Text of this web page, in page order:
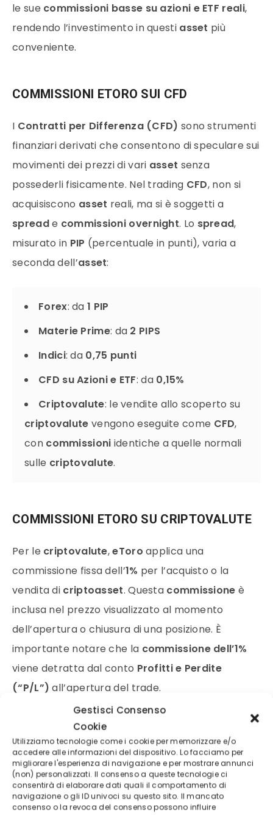
Gestisci Consenso
Cookie
Utilizziamo tecnologie come i cookie per memorizzare e/o
accedere alle informazioni del dispositivo. Lo facciamo per
migliorare l'esperienza di navigazione e per mostrare annunci
(non) personalizzati. Il consenso a queste tecnologie ci
consentirà di elaborare dati quali il comportamento di
navigazione o gli ID univoci su questo sito. Il mancato
consenso o la revoca del consenso possono influire
le sue commissioni basse su azioni e ETF reali,
rendendo l’investimento in questi asset più
conveniente.
COMMISSIONI ETORO SUI CFD
I Contratti per Differenza (CFD) sono strumenti
finanziari derivati che consentono di speculare sui
movimenti dei prezzi di vari asset senza
possederli fisicamente. Nel trading CFD, non si
acquisiscono asset reali, ma si è soggetti a
spreade commissioni overnight. Lo spread,
misurato in PIP (percentuale in punti), varia a
seconda dell’asset:
Forex: da 1 PIP
Materie Prime: da 2 PIPS
Indici: da 0,75 punti
CFD su Azioni e ETF: da 0,15%
Criptovalute: le vendite allo scoperto su
criptovalute vengono eseguite come CFD,
con commissioni identiche a quelle normali
sulle criptovalute.
COMMISSIONI ETORO SU CRIPTOVALUTE
Per le criptovalute,eToro applica una
commissione fissa dell’1% per l’acquisto o la
vendita di criptoasset. Questa commissione è
inclusa nel prezzo visualizzato al momento
dell’apertura o chiusura di una posizione. È
importante notare che la commissione dell’1%
viene detratta dal conto Profitti e Perdite
(“P/L”) all’apertura del trade.
CLICCA QUI PER FARE TRADING CON LE
VANTAGGIOSE COMMISSIONI DI eTORO>>>
eToro è una piattaforma multi-asset che offre sia
investimenti in azioni e criptovalute, sia trading CFD.